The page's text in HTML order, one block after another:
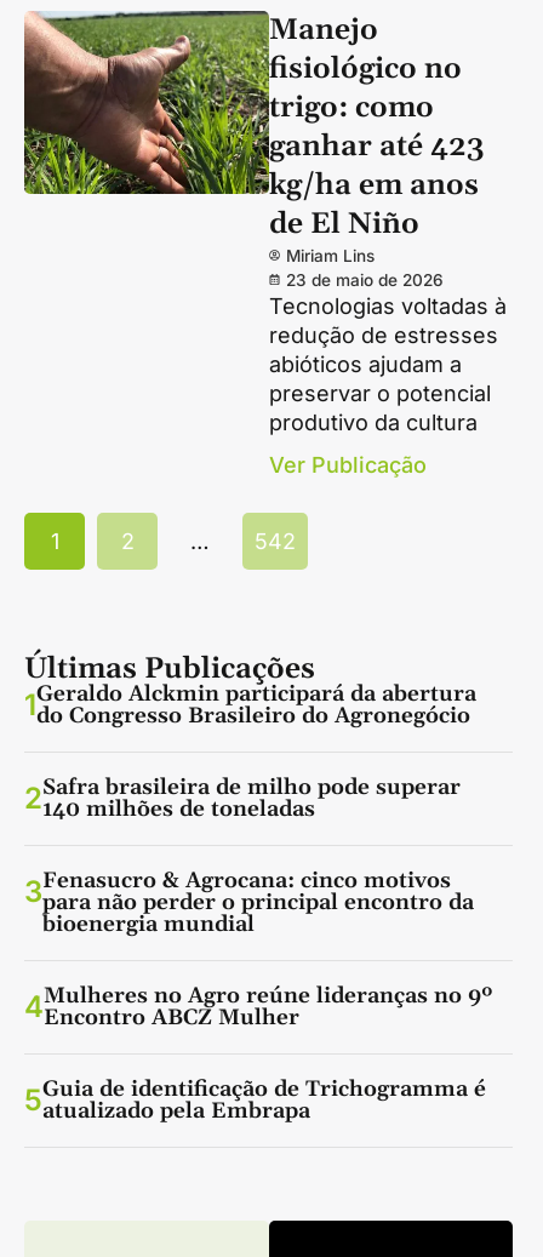
Manejo
fisiológico no
trigo: como
ganhar até 423
kg/ha em anos
de El Niño
Miriam Lins
23 de maio de 2026
Tecnologias voltadas à
redução de estresses
abióticos ajudam a
preservar o potencial
produtivo da cultura
Ver Publicação
1 2 … 542
Últimas Publicações
1Geraldo Alckmin participará da abertura
do Congresso Brasileiro do Agronegócio
2Safra brasileira de milho pode superar
140 milhões de toneladas
3Fenasucro & Agrocana: cinco motivos
para não perder o principal encontro da
bioenergia mundial
4Mulheres no Agro reúne lideranças no 9º
Encontro ABCZ Mulher
5Guia de identificação de Trichogramma é
atualizado pela Embrapa